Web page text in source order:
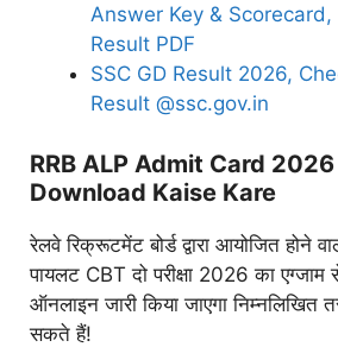
Answer Key & Scorecard,
Result PDF
SSC GD Result 2026,
Result @ssc.gov.in
RRB ALP Admit Card
Download Kaise Kare
रेलवे रिक्रूटमेंट बोर्ड द्वारा आयोजित होने
पायलट CBT दो परीक्षा 2026 का एग्जाम
ऑनलाइन जारी किया जाएगा निम्नलिखित
सकते हैं!